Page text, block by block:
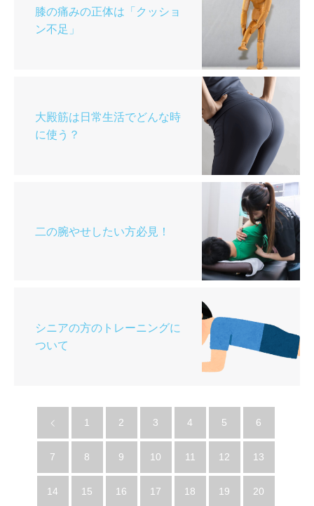
膝の痛みの正体は「クッショ
ン不足」
大殿筋は日常生活でどんな時
に使う？
二の腕やせしたい方必見！
シニアの方のトレーニングに
ついて
1 2 3 4 5 6
7 8 9 10 11 12 13
14 15 16 17 18 19 20